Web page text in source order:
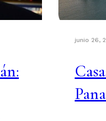
junio 26,